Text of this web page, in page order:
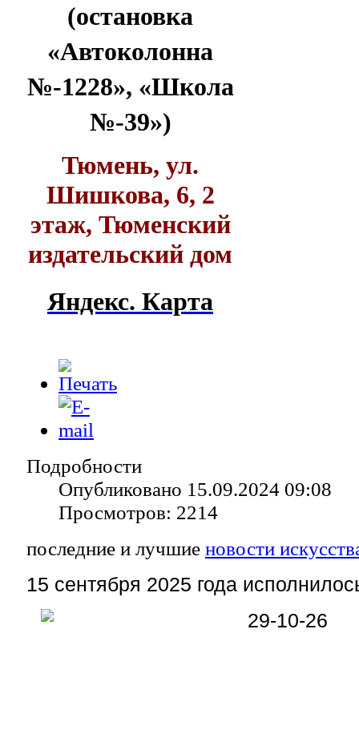
(остановка
«Автоколонна
№-1228», «Школа
№-39»)
Тюмень, ул.
Шишкова, 6, 2
этаж, Тюменский
издательский дом
Яндекс. Карта
Подробности
Опубликовано 15.09.2024 09:08
Просмотров: 2214
последние и лучшие новости
15 сентября 2025 года